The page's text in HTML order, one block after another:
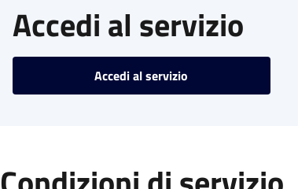
Accedi al servizio
Accedi al servizio